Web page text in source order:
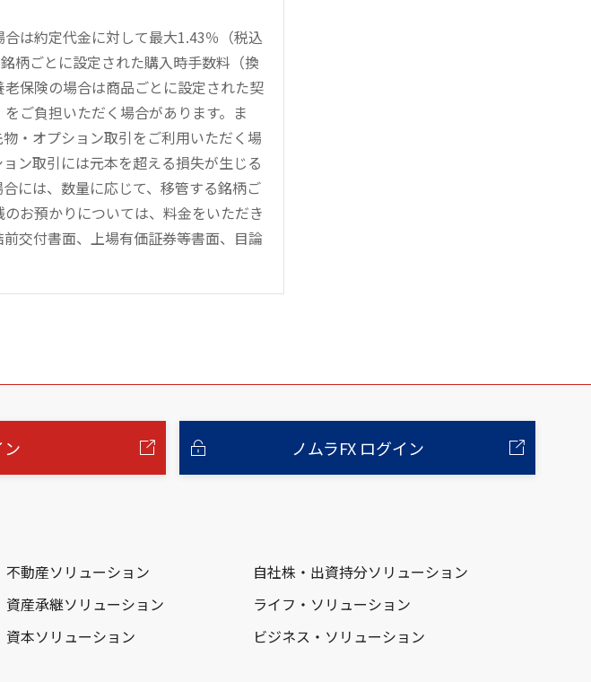
は約定代金に対して最大1.43％（税込
柄ごとに設定された購入時手数料（換
保険の場合は商品ごとに設定された契
ご負担いただく場合があります。ま
・オプション取引をご利用いただく場
ン取引には元本を超える損失が生じる
には、数量に応じて、移管する銘柄ご
お預かりについては、料金をいただき
交付書面、上場有価証券等書面、目論
ン ノムラFX ログイン
不動産ソリューション
自社株・出資持分ソリューション
資産承継ソリューション
ライフ・ソリューション
資本ソリューション
ビジネス・ソリューション